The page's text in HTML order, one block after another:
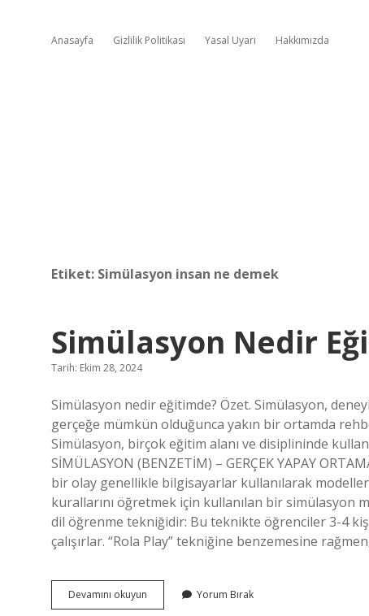
Anasayfa Gizlilik Politikası Yasal Uyarı Hakkımızda
Etiket: Simülasyon insan ne demek
Simülasyon Nedir
Tarih: Ekim 28, 2024
Simülasyon nedir eğitimde? Özet. Simülasyon,
gerçeğe mümkün olduğunca yakın bir ortamda
Simülasyon, birçok eğitim alanı ve disiplininde
SİMÜLASYON (BENZETİM) – GERÇEK YAPAY
bir olay genellikle bilgisayarlar kullanılarak
kurallarını öğretmek için kullanılan bir simülasyon
dil öğrenme tekniğidir: Bu teknikte öğrenciler 3-4
çalışırlar. “Rola Play” tekniğine benzemesine
Devamını okuyun Simülasyon
Nedir
Yorum Bırak